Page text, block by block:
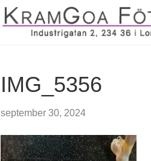
IMG_5356
september 30, 2024